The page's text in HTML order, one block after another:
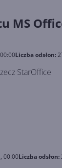
MS
Liczba odsłon:
StarOffice
00:00Liczba odsłon: